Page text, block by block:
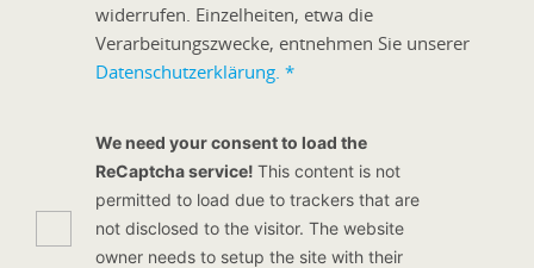
widerrufen. Einzelheiten, etwa die
Verarbeitungszwecke, entnehmen Sie unserer
Datenschutzerklärung. *
We need your consent to load the
ReCaptcha service! This content is not
permitted to load due to trackers that are
not disclosed to the visitor. The website
owner needs to setup the site with their